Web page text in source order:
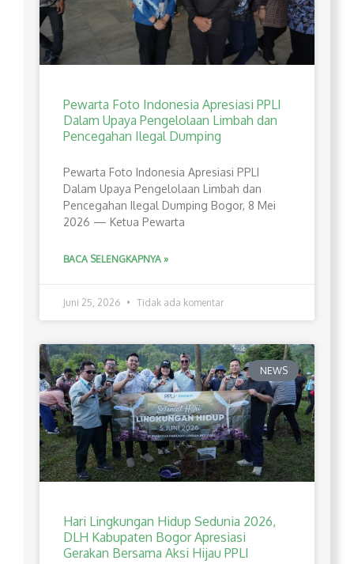
Pewarta Foto Indonesia Apresiasi PPLI
Dalam Upaya Pengelolaan Limbah dan
Pencegahan Ilegal Dumping
Pewarta Foto Indonesia Apresiasi PPLI
Dalam Upaya Pengelolaan Limbah dan
Pencegahan Ilegal Dumping Bogor, 8 Mei
2026 — Ketua Pewarta
BACA SELENGKAPNYA »
Juni 25, 2026 Tidak ada komentar
NEWS
Hari Lingkungan Hidup Sedunia 2026,
DLH Kabupaten Bogor Apresiasi
Gerakan Bersama Aksi Hijau PPLI